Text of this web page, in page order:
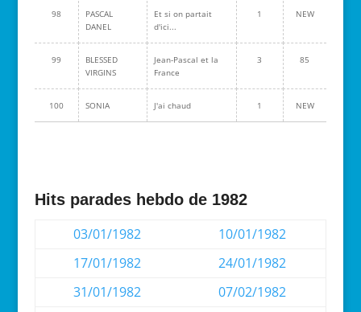
98
PASCAL
DANEL
Et si on partait
d'ici...
1 NEW
99
BLESSED
VIRGINS
Jean-Pascal et la
France
3 85
100 SONIA J'ai chaud 1 NEW
Hits parades hebdo de 1982
03/01/1982
10/01/1982
17/01/1982
24/01/1982
31/01/1982
07/02/1982